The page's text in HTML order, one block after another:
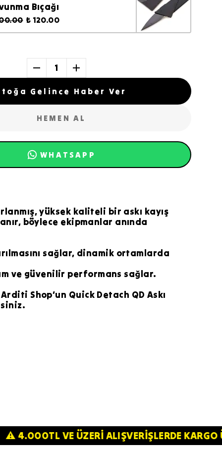
Bıçağı
₺ 120.00
1
Gelince Haber Ver
HEMEN AL
WHATSAPP
yüksek kaliteli bir askı kayış
böylece ekipmanlar anında
sağlar, dinamik ortamlarda
ve güvenilir performans sağlar.
Shop’un Quick Detach QD Askı
⚠️ 4.000TL VE ÜZERİ ALIŞVERİŞLERDE